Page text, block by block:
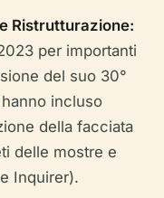
Ristrutturazione:
per importanti
del suo 30°
incluso
della facciata
delle mostre e
Inquirer).